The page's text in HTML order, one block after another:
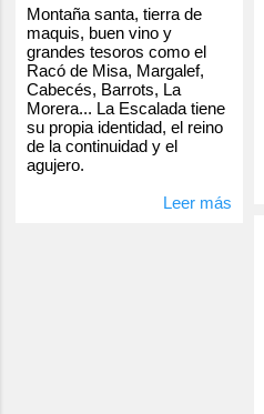
Montaña santa, tierra de
maquis, buen vino y
grandes tesoros como el
Racó de Misa, Margalef,
Cabecés, Barrots, La
Morera... La Escalada tiene
su propia identidad, el reino
de la continuidad y el
agujero.
Leer más